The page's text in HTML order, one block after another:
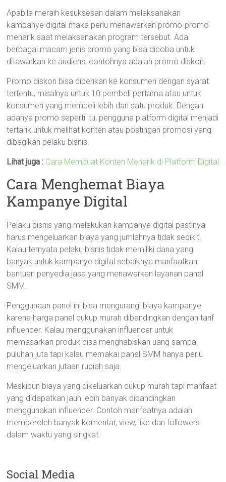
Apabila meraih kesuksesan dalam melaksanakan
kampanye digital maka perlu menawarkan promo-promo
menarik saat melaksanakan program tersebut. Ada
berbagai macam jenis promo yang bisa dicoba untuk
ditawarkan ke audiens, contohnya adalah promo diskon.
Promo diskon bisa diberikan ke konsumen dengan syarat
tertentu, misalnya untuk 10 pembeli pertama atau untuk
konsumen yang membeli lebih dari satu produk. Dengan
adanya promo seperti itu, pengguna platform digital menjadi
tertarik untuk melihat konten atau postingan promosi yang
dibagikan pelaku bisnis.
Lihat juga : Cara Membuat Konten Menarik di Platform Digital
Cara Menghemat Biaya
Kampanye Digital
Pelaku bisnis yang melakukan kampanye digital pastinya
harus mengeluarkan biaya yang jumlahnya tidak sedikit.
Kalau ternyata pelaku bisnis tidak memiliki dana yang
banyak untuk kampanye digital sebaiknya manfaatkan
bantuan penyedia jasa yang menawarkan layanan panel
SMM.
Penggunaan panel ini bisa mengurangi biaya kampanye
karena harga panel cukup murah dibandingkan dengan tarif
influencer. Kalau menggunakan influencer untuk
memasarkan produk bisa menghabiskan uang sampai
puluhan juta tapi kalau memakai panel SMM hanya perlu
mengeluarkan jutaan rupiah saja.
Meskipun biaya yang dikeluarkan cukup murah tapi manfaat
yang didapatkan jauh lebih banyak dibandingkan
menggunakan influencer. Contoh manfaatnya adalah
memperoleh banyak komentar, view, like dan followers
dalam waktu yang singkat.
Social Media